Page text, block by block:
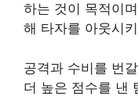
하는 것이 목적이
해 타자를 아웃시
공격과 수비를 번
더 높은 점수를 낸